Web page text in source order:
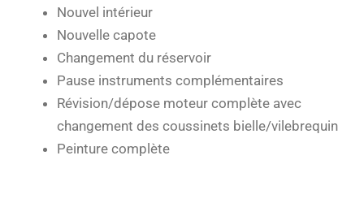
Nouvel intérieur
Nouvelle capote
Changement du réservoir
Pause instruments complémentaires
Révision/dépose moteur complète avec
changement des coussinets bielle/vilebrequin
Peinture complète